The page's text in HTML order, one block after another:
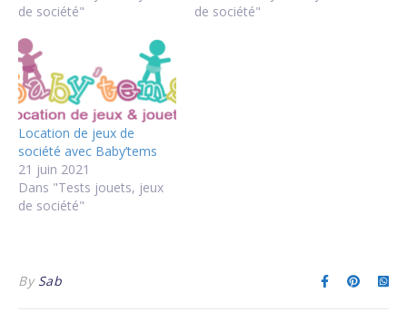
de société"
de société"
Location de jeux de
société avec Baby’tems
21 juin 2021
Dans "Tests jouets, jeux
de société"
By Sab